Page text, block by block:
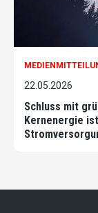
22.05.2026
Schluss mit
Kernenergie